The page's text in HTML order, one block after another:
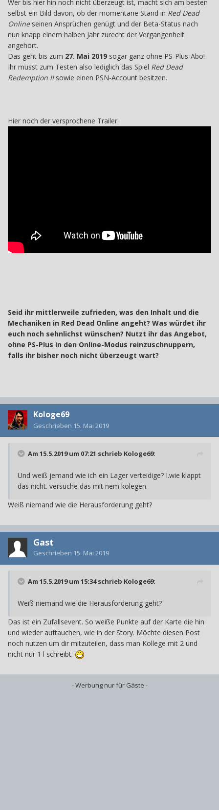
Wer bis hier hin noch nicht überzeugt ist, macht sich am besten
selbst ein Bild davon, ob der momentane Stand in Red Dead
Onlineseinen Ansprüchen genügt und der Beta-Status nach
nun knapp einem halben Jahr zurecht der Vergangenheit
angehört.
Das geht bis zum 27. Mai 2019 sogar ganz ohne PS-Plus-Abo!
Ihr müsst zum Testen also lediglich das Spiel Red Dead
Redemption IIsowie einen PSN-Account besitzen.
Hier noch der versprochene Trailer:
Seid ihr mittlerweile zufrieden, was den Inhalt und die
Mechaniken in Red Dead Online angeht? Was würdet ihr
euch noch sehnlichst wünschen? Nutzt ihr das Angebot,
ohne PS-Plus in den Online-Modus reinzuschnuppern,
falls ihr bisher noch nicht überzeugt wart?
Kologe69
Geschrieben 15. Mai 2019
Am 15.5.2019 um 07:21 schrieb Kologe69:
Und weiß jemand wie ich ein Lager verteidige? I.wie klappt
das nicht. versuche das mit nem kolegen.
Weiß niemand wie die Herausforderung geht?
Gast
Geschrieben 15. Mai 2019
Am 15.5.2019 um 15:34 schrieb Kologe69:
Weiß niemand wie die Herausforderung geht?
Das ist ein Zufallsevent. So weiße Punkte auf der Karte die hin
und wieder auftauchen, wie in der Story. Möchte diesen Post
noch nutzen um dir mitzuteilen, dass man Kollege mit 2 und
nicht nur 1 l schreibt.
- Werbung nur für Gäste -